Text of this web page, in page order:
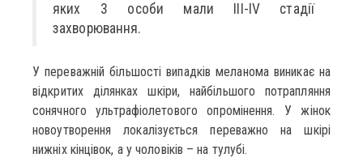
яких 3 особи мали ІІІ-IV стадії
захворювання.
У переважній більшості випадків меланома виникає на
відкритих ділянках шкіри, найбільшого потрапляння
сонячного ультрафіолетового опромінення. У жінок
новоутворення локалізується переважно на шкірі
нижніх кінцівок, а у чоловіків – на тулубі.